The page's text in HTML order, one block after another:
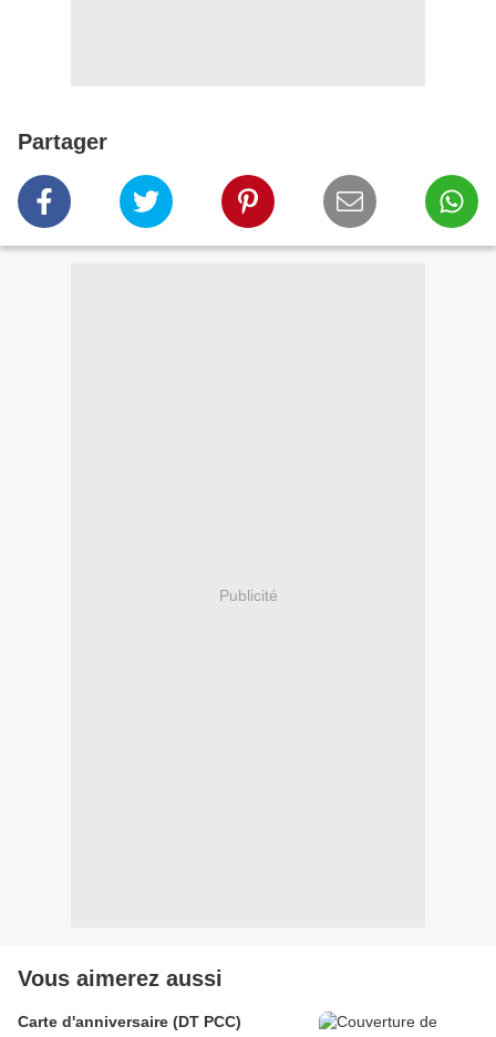
Partager
Publicité
Vous aimerez aussi
Carte d'anniversaire (DT PCC)